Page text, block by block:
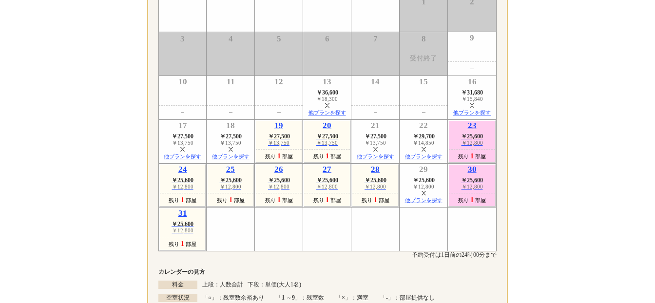
3 4 5 6 7 8
受付終了
9
10 11 12 13
￥36,600
￥18,300
他プランを探す
14 15 16
￥31,680
￥15,840
他プランを探す
17
￥27,500
￥13,750
他プランを探す
18
￥27,500
￥13,750
他プランを探す
19
￥27,500
￥13,750
残り 1 部屋
20
￥27,500
￥13,750
残り 1 部屋
21
￥27,500
￥13,750
他プランを探す
22
￥29,700
￥14,850
他プランを探す
23
￥25,600
￥12,800
残り 1 部屋
24
￥25,600
￥12,800
残り 1 部屋
25
￥25,600
￥12,800
残り 1 部屋
26
￥25,600
￥12,800
残り 1 部屋
27
￥25,600
￥12,800
残り 1 部屋
28
￥25,600
￥12,800
残り 1 部屋
29
￥25,600
￥12,800
他プランを探す
30
￥25,600
￥12,800
残り 1 部屋
31
￥25,600
￥12,800
残り 1 部屋
予約受付は1日前の24時00分まで
カレンダーの見方
料金
上段：人数合計 下段：単価(大人1名)
空室状況
「○ 」：残室数余裕あり 「1 ～9 」：残室数 「× 」：満室 「-」：部屋提供なし